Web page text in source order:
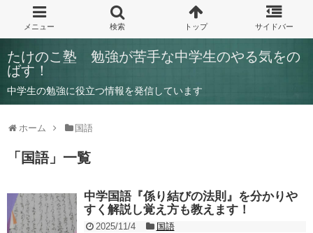
たけのこ塾 勉強が苦手な中学生のやる気をの
ばす！
中学生の勉強に役立つ情報を発信しています
ホーム 国語
「 国語」 一覧
中学国語『係り結びの法則』を分かりや
すく解説し覚え方も教えます！
2025/11/4
国語